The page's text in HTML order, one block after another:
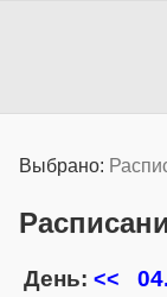
Выбрано:
День: <<